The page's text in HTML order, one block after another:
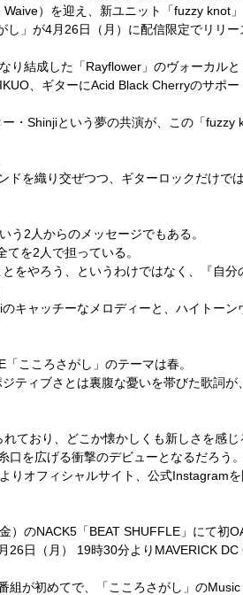
）を迎え、 新ユニット「fuzzy knot」
」が4月26日（月）に配信限定でリリー
り結成した「Rayflower」のヴォーカルと
、ギターにAcid Black Cherryのサポ
・Shinjiという夢の共演が、この「fuzzy
ンドを織り交ぜつつ、ギターロックだけで
う2人からのメッセージでもある。
を2人で担っている。
をやろう、というわけではなく、
『自
キャッチーなメロディーと、 ハイトーン
こころさがし」のテーマは春。
ティブさとは裏腹な憂いを帯びた歌詞が、
ており、どこか懐かしくも新しさを感じ
を広げる衝撃のデビューとなるだろう。
りオフィシャルサイト、公式Instagramを
）のNACK5「BEAT SHUFFLE」にて初
26日（月） 19時30分より MAVERICK
組が初めてで、
「こころさがし」の